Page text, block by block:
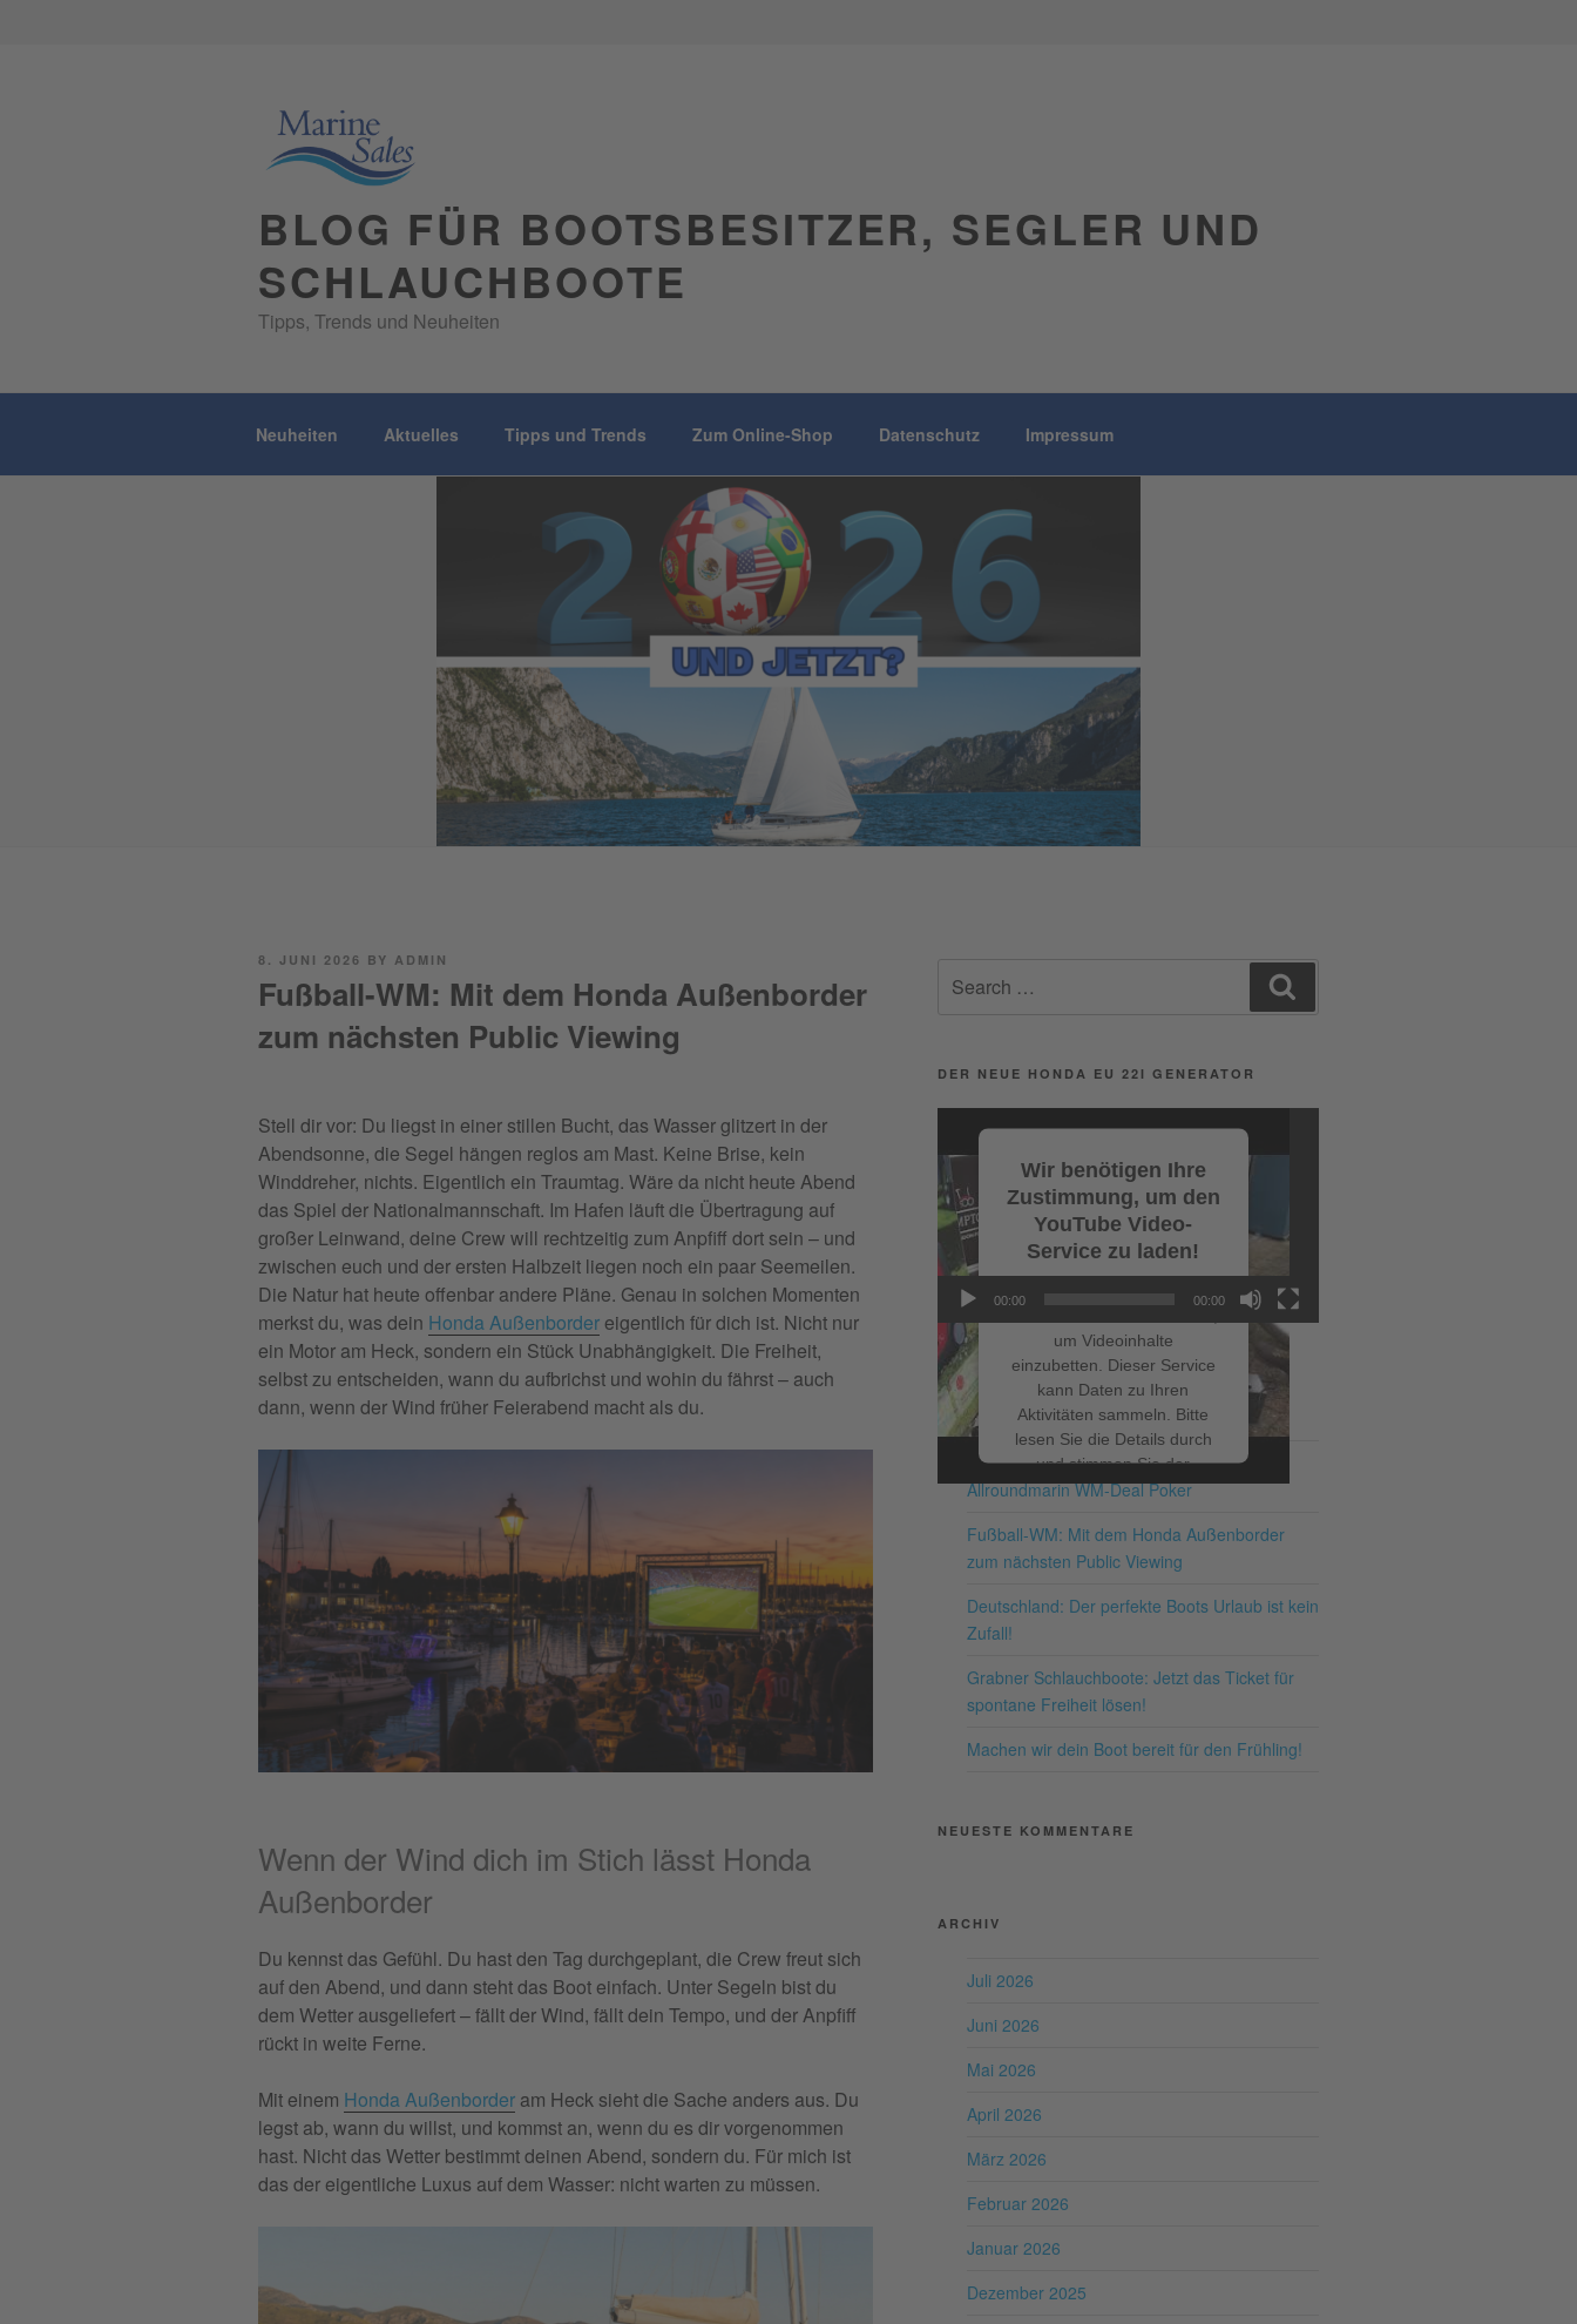
BLOG FÜR BOOTSBESITZER, SEGLER UND
SCHLAUCHBOOTE
Tipps, Trends und Neuheiten
Neuheiten Aktuelles Tipps und Trends Zum Online-Shop Datenschutz Impressum
POSTED
8. JUNI 2026 BY ADMIN
Fußball-WM: Mit dem Honda Außenborder
zum nächsten Public Viewing
Stell dir vor: Du liegst in einer stillen Bucht, das Wasser glitzert in der
Abendsonne, die Segel hängen reglos am Mast. Keine Brise, kein
Winddreher, nichts. Eigentlich ein Traumtag. Wäre da nicht heute Abend
das Spiel der Nationalmannschaft. Im Hafen läuft die Übertragung auf
großer Leinwand, deine Crew will rechtzeitig zum Anpfiff dort sein – und
zwischen euch und der ersten Halbzeit liegen noch ein paar Seemeilen.
Die Natur hat heute offenbar andere Pläne. Genau in solchen Momenten
merkst du, was dein Honda Außenborder eigentlich für dich ist. Nicht nur
ein Motor am Heck, sondern ein Stück Unabhängigkeit. Die Freiheit,
selbst zu entscheiden, wann du aufbrichst und wohin du fährst – auch
dann, wenn der Wind früher Feierabend macht als du.
Wenn der Wind dich im Stich lässt Honda
Außenborder
Du kennst das Gefühl. Du hast den Tag durchgeplant, die Crew freut sich
auf den Abend, und dann steht das Boot einfach. Unter Segeln bist du
dem Wetter ausgeliefert – fällt der Wind, fällt dein Tempo, und der Anpfiff
rückt in weite Ferne.
Mit einem Honda Außenborder am Heck sieht die Sache anders aus. Du
legst ab, wann du willst, und kommst an, wenn du es dir vorgenommen
hast. Nicht das Wetter bestimmt deinen Abend, sondern du. Für mich ist
das der eigentliche Luxus auf dem Wasser: nicht warten zu müssen.
for:
DER NEUE HONDA EU 22I GENERATOR
Wir benötigen Ihre
Zustimmung, um den
YouTube Video-
Service zu laden!
um Videoinhalte
einzubetten. Dieser Service
kann Daten zu Ihren
Aktivitäten sammeln. Bitte
lesen Sie die Details durch
und stimmen Sie der
Nutzung des Service zu, um
powered byUsercentrics
Consent Management
00:00 00:00
NEUESTE BEITRÄGE
Schnappe dir bis zum 19.07.2026 – den
Allroundmarin WM-Deal Poker
Fußball-WM: Mit dem Honda Außenborder
zum nächsten Public Viewing
Deutschland: Der perfekte Boots Urlaub ist kein
Zufall!
Grabner Schlauchboote: Jetzt das Ticket für
spontane Freiheit lösen!
Machen wir dein Boot bereit für den Frühling!
NEUESTE KOMMENTARE
ARCHIV
Juli 2026
Juni 2026
Mai 2026
April 2026
März 2026
Februar 2026
Januar 2026
Dezember 2025